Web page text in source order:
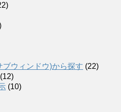
ウィンドウ)から探す (22)
(12)
(10)